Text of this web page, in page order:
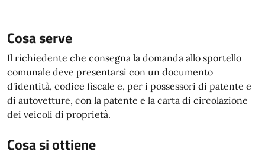
Cosa serve
Il richiedente che consegna la domanda allo sportello
comunale deve presentarsi con un documento
d'identità, codice fiscale e, per i possessori di patente e
di autovetture, con la patente e la carta di circolazione
dei veicoli di proprietà.
Cosa si ottiene